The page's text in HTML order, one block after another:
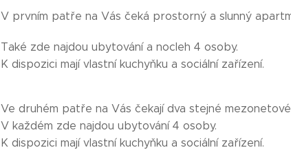
V prvním patře na Vás čeká prostorný a slunný
Také zde najdou ubytování a nocleh 4 osoby.
K dispozici mají vlastní kuchyňku a sociální zařízení.
Ve druhém patře na Vás čekají dva stejné
V každém zde najdou ubytování 4 osoby.
K dispozici mají vlastní kuchyňku a sociální zařízení.